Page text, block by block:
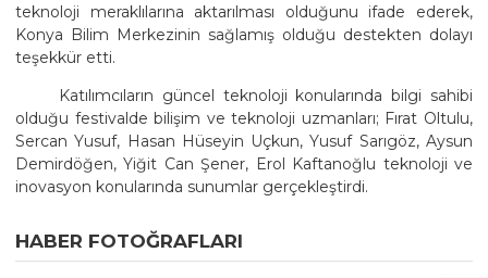
teknoloji meraklılarına aktarılması olduğunu ifade ederek,
Konya Bilim Merkezinin sağlamış olduğu destekten dolayı
teşekkür etti.
Katılımcıların güncel teknoloji konularında bilgi sahibi
olduğu festivalde bilişim ve teknoloji uzmanları; Fırat Oltulu,
Sercan Yusuf, Hasan Hüseyin Uçkun, Yusuf Sarıgöz, Aysun
Demirdöğen, Yiğit Can Şener, Erol Kaftanoğlu teknoloji ve
inovasyon konularında sunumlar gerçekleştirdi.
HABER FOTOĞRAFLARI